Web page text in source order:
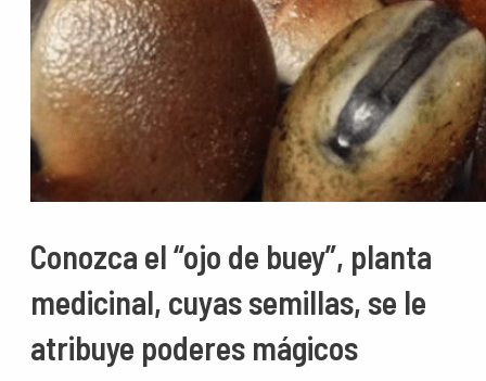
Conozca el “ojo de buey”, planta
medicinal, cuyas semillas, se le
atribuye poderes mágicos